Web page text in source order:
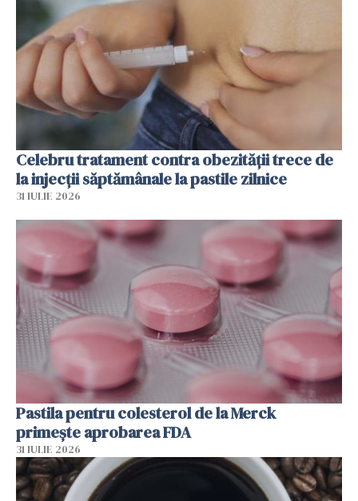
Celebru tratament contra obezității trece de
la injecții săptămânale la pastile zilnice
31 IULIE 2026
Pastila pentru colesterol de la Merck
primește aprobarea FDA
31 IULIE 2026